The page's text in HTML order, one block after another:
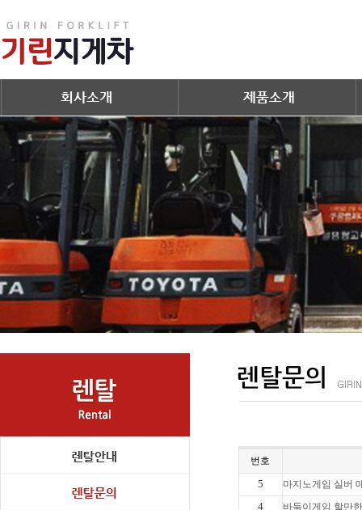
번호
5 마지노게임 실버
4 바둑이게임 할만